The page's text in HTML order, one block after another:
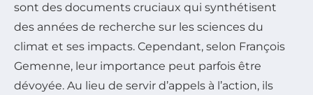
sont des documents cruciaux qui synthétisent
des années de recherche sur les sciences du
climat et ses impacts. Cependant, selon François
Gemenne, leur importance peut parfois être
dévoyée. Au lieu de servir d’appels à l’action, ils